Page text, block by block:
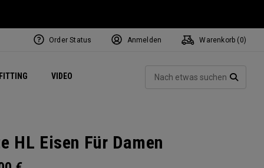
VIDEO Exclusive Mavrik Complete Sets
Exklusiv - Golfbälle
Women's Golf Balls
Exklusiv - Zubehör
Regional Performance Centers
Order Status Anmelden Warenkorb ( 0)
HL Eisen Für Damen